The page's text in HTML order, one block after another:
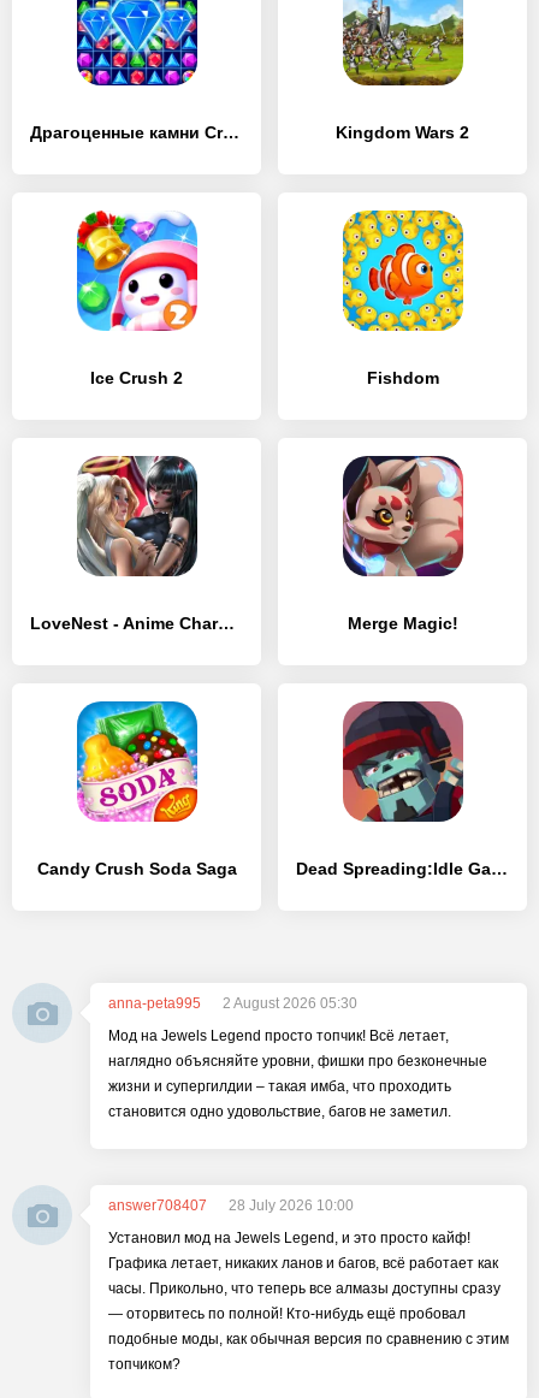
Драгоценные камни Crush Kingdom Wars 2
Ice Crush 2 Fishdom
LoveNest - Anime Character Sim Merge Magic!
Candy Crush Soda Saga Dead Spreading:Idle Game
anna-peta995
2 August 2026 05:30
Мод на Jewels Legend просто топчик! Всё летает,
наглядно объясняйте уровни, фишки про безконечные
жизни и супергилдии – такая имба, что проходить
становится одно удовольствие, багов не заметил.
answer708407
28 July 2026 10:00
Установил мод на Jewels Legend, и это просто кайф!
Графика летает, никаких ланов и багов, всё работает как
часы. Прикольно, что теперь все алмазы доступны сразу
— оторвитесь по полной! Кто-нибудь ещё пробовал
подобные моды, как обычная версия по сравнению с этим
топчиком?